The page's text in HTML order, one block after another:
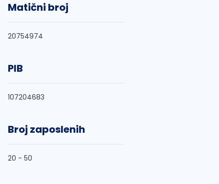
Matični broj
20754974
PIB
107204683
Broj zaposlenih
20 - 50